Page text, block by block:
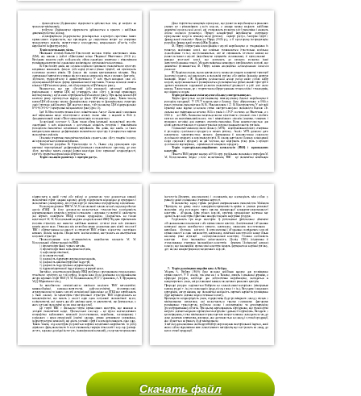
Скачать файл